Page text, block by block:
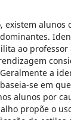
existem alunos
ao professor
a
se em
alunos por
propõe o